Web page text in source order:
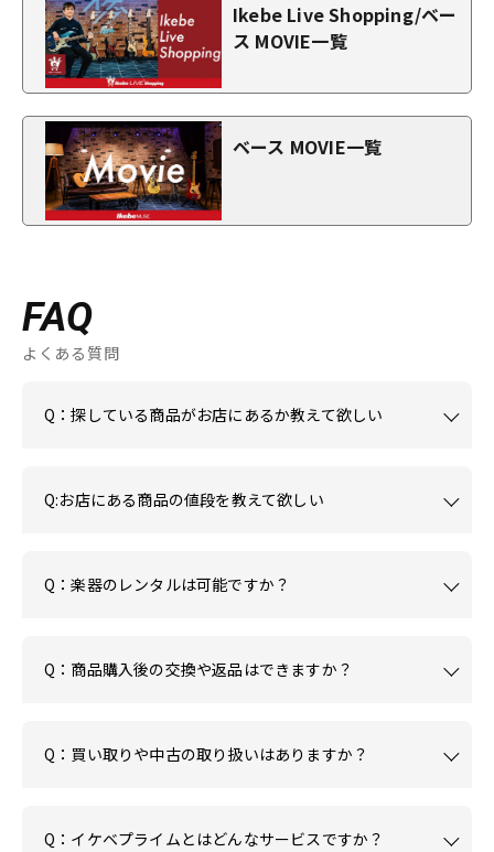
Ikebe Live Shopping/ベー
ス MOVIE一覧
ベース MOVIE一覧
FAQ
よくある質問
Q：探している商品がお店にあるか教えて欲しい
Q:お店にある商品の値段を教えて欲しい
Q：楽器のレンタルは可能ですか？
Q：商品購入後の交換や返品はできますか？
Q：買い取りや中古の取り扱いはありますか？
Q：イケベプライムとはどんなサービスですか？